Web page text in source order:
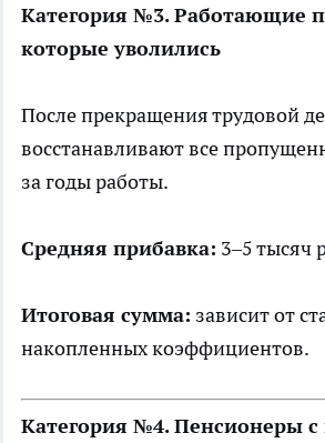
Категория №3. Работающие
которые уволились
После прекращения трудовой
восстанавливают все
за годы работы.
Средняя прибавка: 3–5 тысяч
Итоговая сумма: зависит от
накопленных коэффициентов.
Категория №4. Пенсионеры